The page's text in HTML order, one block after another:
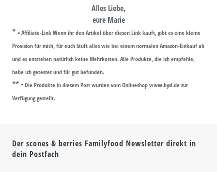
Alles Liebe,
eure Marie
* = Affiliate-Link Wenn ihr den Artikel über diesen Link kauft, gibt es eine kleine
Provision für mich, für euch läuft alles wie bei einem normalen Amazon-Einkauf ab
und es entstehen natürlich keine Mehrkosten. Alle Produkte, die ich empfehle,
habe ich getestet und für gut befunden.
** = Die Produkte in diesem Post wurden vom Onlineshop www.bysl.de zur
Verfügung gestellt.
Der scones & berries Familyfood Newsletter direkt in
dein Postfach